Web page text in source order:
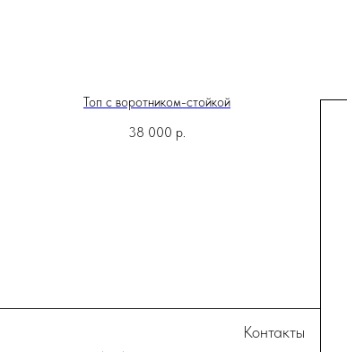
Топ с воротником-стойкой
38 000 р.
Контакты